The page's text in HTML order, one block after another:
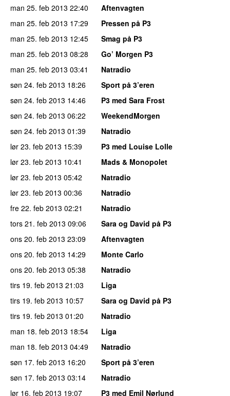
man 25. feb 2013 22:40
Aftenvagten
man 25. feb 2013 17:29
Pressen på P3
man 25. feb 2013 12:45
Smag på P3
man 25. feb 2013 08:28
Go’ Morgen P3
man 25. feb 2013 03:41
Natradio
søn 24. feb 2013 18:26
Sport på 3’eren
søn 24. feb 2013 14:46
P3 med Sara Frost
søn 24. feb 2013 06:22
WeekendMorgen
søn 24. feb 2013 01:39
Natradio
lør 23. feb 2013 15:39
P3 med Louise Lolle
lør 23. feb 2013 10:41
Mads & Monopolet
lør 23. feb 2013 05:42
Natradio
lør 23. feb 2013 00:36
Natradio
fre 22. feb 2013 02:21
Natradio
tors 21. feb 2013 09:06
Sara og David på P3
ons 20. feb 2013 23:09
Aftenvagten
ons 20. feb 2013 14:29
Monte Carlo
ons 20. feb 2013 05:38
Natradio
tirs 19. feb 2013 21:03
Liga
tirs 19. feb 2013 10:57
Sara og David på P3
tirs 19. feb 2013 01:20
Natradio
man 18. feb 2013 18:54
Liga
man 18. feb 2013 04:49
Natradio
søn 17. feb 2013 16:20
Sport på 3’eren
søn 17. feb 2013 03:14
Natradio
lør 16. feb 2013 19:07
P3 med Emil Nørlund